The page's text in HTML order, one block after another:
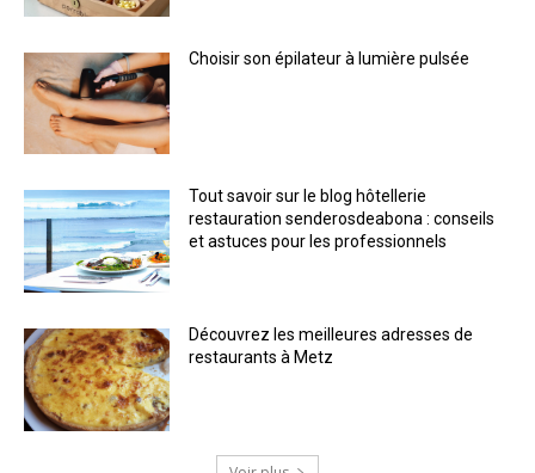
Choisir son épilateur à lumière pulsée
Tout savoir sur le blog hôtellerie
restauration senderosdeabona : conseils
et astuces pour les professionnels
Découvrez les meilleures adresses de
restaurants à Metz